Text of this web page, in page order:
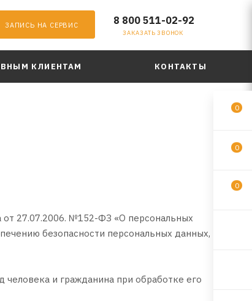
ЗАПИСЬ НА СЕРВИС 8 800 511-02-92
ЗАКАЗАТЬ ЗВОНОК
КЛИЕНТАМ КОНТАКТЫ
от 27.07.2006. №152-ФЗ «О персональных
безопасности персональных данных,
и гражданина при обработке его
0
0
0